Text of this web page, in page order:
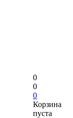
0
0
0
Корзина
пуста